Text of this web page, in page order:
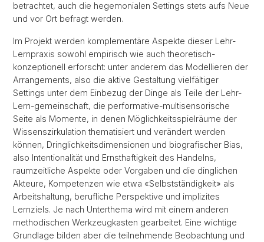
betrachtet, auch die hegemonialen Settings stets aufs Neue
und vor Ort befragt werden.
Im Projekt werden komplementäre Aspekte dieser Lehr-
Lernpraxis sowohl empirisch wie auch theoretisch-
konzeptionell erforscht: unter anderem das Modellieren der
Arrangements, also die aktive Gestaltung vielfältiger
Settings unter dem Einbezug der Dinge als Teile der Lehr-
Lern-gemeinschaft, die performative-multisensorische
Seite als Momente, in denen Möglichkeitsspielräume der
Wissenszirkulation thematisiert und verändert werden
können, Dringlichkeitsdimensionen und biografischer Bias,
also Intentionalität und Ernsthaftigkeit des Handelns,
raumzeitliche Aspekte oder Vorgaben und die dinglichen
Akteure, Kompetenzen wie etwa «Selbstständigkeit» als
Arbeitshaltung, berufliche Perspektive und implizites
Lernziels. Je nach Unterthema wird mit einem anderen
methodischen Werkzeugkasten gearbeitet. Eine wichtige
Grundlage bilden aber die teilnehmende Beobachtung und